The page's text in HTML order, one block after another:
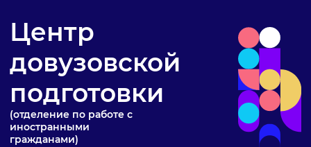
Центр
довузовской
подготовки
(отделение по работе с
иностранными
гражданами)